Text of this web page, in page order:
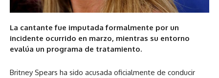
La cantante fue imputada formalmente por un
incidente ocurrido en marzo, mientras su entorno
evalúa un programa de tratamiento.
Britney Spears ha sido acusada oficialmente de conducir